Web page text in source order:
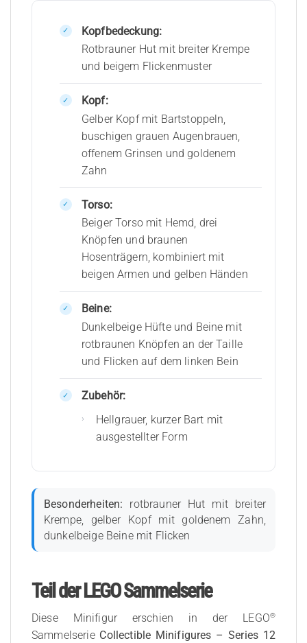
Kopfbedeckung:
Rotbrauner Hut mit breiter Krempe
und beigem Flickenmuster
Kopf:
Gelber Kopf mit Bartstoppeln,
buschigen grauen Augenbrauen,
offenem Grinsen und goldenem
Zahn
Torso:
Beiger Torso mit Hemd, drei
Knöpfen und braunen
Hosenträgern, kombiniert mit
beigen Armen und gelben Händen
Beine:
Dunkelbeige Hüfte und Beine mit
rotbraunen Knöpfen an der Taille
und Flicken auf dem linken Bein
Zubehör:
Hellgrauer, kurzer Bart mit
ausgestellter Form
Besonderheiten: rotbrauner Hut mit breiter
Krempe, gelber Kopf mit goldenem Zahn,
dunkelbeige Beine mit Flicken
Teil der LEGO Sammelserie
Diese Minifigur erschien in der LEGO®
Sammelserie Collectible Minifigures – Series 12